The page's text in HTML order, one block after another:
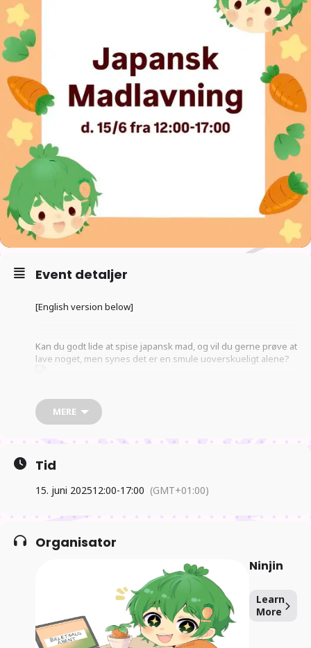
Event detaljer
[English version below]
Kan du godt lide at spise japansk mad, og vil du gerne prøve at
lave noget, men synes det er en smule uoverskueligt alene?
Så deltag i vores juni meetup d. 15.juni, hvor vi laver lidt lækker
mad sammen! Ninjin sørger for ingredienserne, så vi kan
prøve at lave lidt forskelligt.
via dette link, hvor du også tilmelder dig eventet:
https://bifrost.foreninglet.dk/mem…/subscribe/index/172718
MERE
Tid
15. juni 202512:00-17:00 (GMT+01:00)
Organisator
Ninjin
Learn
More